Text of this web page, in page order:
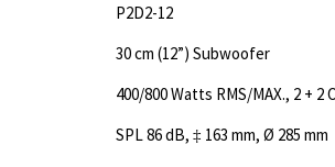
P2D2-12
30 cm (12”) Subwoofer
400/800 Watts RMS/MAX., 2 + 2
SPL 86 dB, ‡ 163 mm, Ø 285 mm